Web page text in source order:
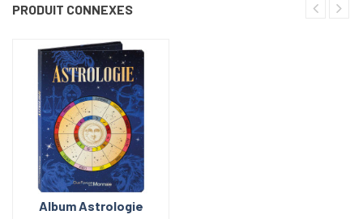
PRODUIT CONNEXES
Album Astrologie